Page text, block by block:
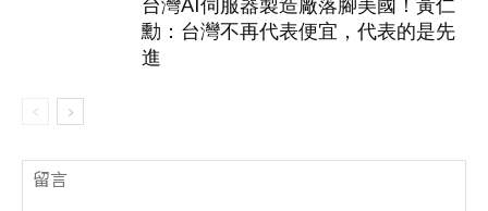
勳：台灣不再代表便宜，代表的是先
進